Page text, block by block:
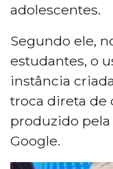
adolescentes.
Segundo ele,
estudantes, o
instância
troca direta de
produzido
Google.